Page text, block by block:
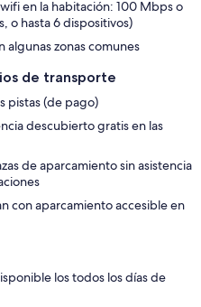
en la habitación: 100 Mbps o
o hasta 6 dispositivos)
zonas comunes
de transporte
pistas (de pago)
descubierto gratis en las
de aparcamiento sin asistencia
con aparcamiento accesible en
los todos los días de